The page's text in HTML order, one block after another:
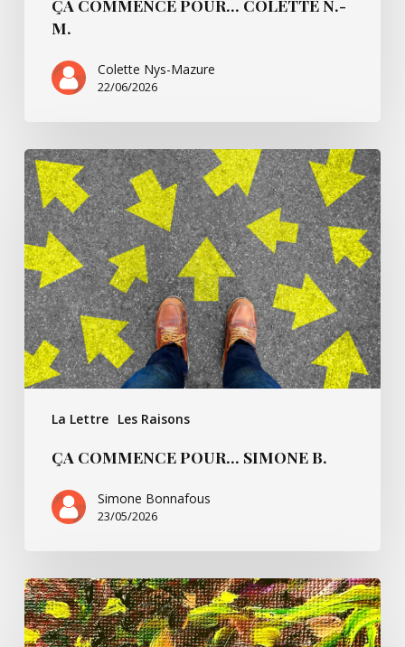
ÇA COMMENCE POUR… COLETTE N.-
M.
Colette Nys-Mazure
22/06/2026
La Lettre Les Raisons
Ça
commence
pour…
Simone
B.
ÇA COMMENCE POUR… SIMONE B.
Simone Bonnafous
23/05/2026
Un
peu
de